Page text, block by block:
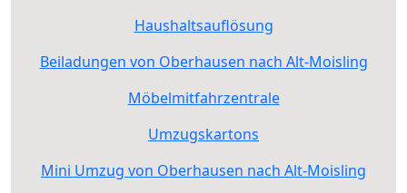
Haushaltsauflösung
Beiladungen von Oberhausen nach Alt-Moisling
Möbelmitfahrzentrale
Umzugskartons
Mini Umzug von Oberhausen nach Alt-Moisling